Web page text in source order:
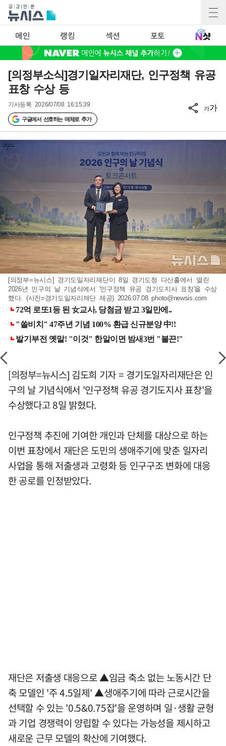
메인 랭킹 섹션 포토
[의정부소식]경기일자리재단, 인구정책 유공
표창 수상 등
기사등록 2026/07/08 16:15:39
구글에서 선호하는 매체로 추가
가가
[의정부=뉴시스] 경기도일자리재단이 8일 경기도청 다산홀에서 열린
2026년 인구의 날 기념식에서 '인구정책 유공 경기도지사 표창'을 수상
했다. (사진=경기도일자리재단 제공) 2026.07.08photo@newsis.com
[의정부=뉴시스] 김도희 기자 = 경기도일자리재단은 인
구의 날 기념식에서 '인구정책 유공 경기도지사 표창'을
수상했다고 8일 밝혔다.
인구정책 추진에 기여한 개인과 단체를 대상으로 하는
이번 표창에서 재단은 도민의 생애주기에 맞춘 일자리
사업을 통해 저출생과 고령화 등 인구구조 변화에 대응
한 공로를 인정받았다.
재단은 저출생 대응으로 ▲임금 축소 없는 노동시간 단
축 모델인 '주 4.5일제' ▲생애주기에 따라 근로시간을
선택할 수 있는 '0.5&0.75잡'을 운영하며 일·생활 균형
과 기업 경쟁력이 양립할 수 있다는 가능성을 제시하고
새로운 근무 모델의 확산에 기여했다.